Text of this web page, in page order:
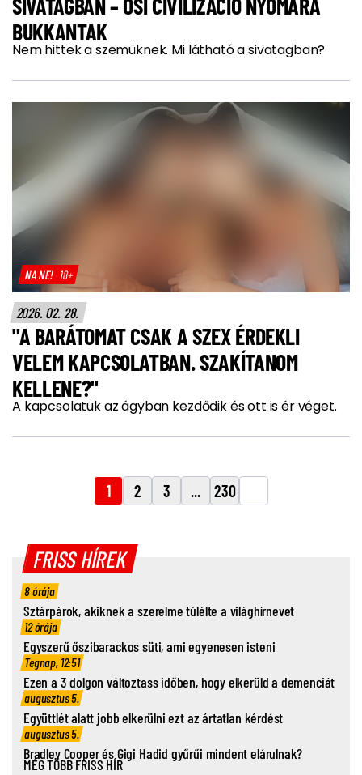
SIVATAGBAN – ŐSI CIVILIZÁCIÓ NYOMÁRA
BUKKANTAK
Nem hittek a szemüknek. Mi látható a sivatagban?
NA NE! 18+
2026. 02. 28.
"A BARÁTOMAT CSAK A SZEX ÉRDEKLI
VELEM KAPCSOLATBAN. SZAKÍTANOM
KELLENE?"
A kapcsolatuk az ágyban kezdődik és ott is ér véget.
1 2 3 ... 230
FRISS HÍREK
8 órája
Sztárpárok, akiknek a szerelme túlélte a világhírnevet
12 órája
Egyszerű őszibarackos süti, ami egyenesen isteni
Tegnap, 12:51
Ezen a 3 dolgon változtass időben, hogy elkerüld a demenciát
augusztus 5.
Együttlét alatt jobb elkerülni ezt az ártatlan kérdést
augusztus 5.
Bradley Cooper és Gigi Hadid gyűrűi mindent elárulnak?
MÉG TÖBB FRISS HÍR